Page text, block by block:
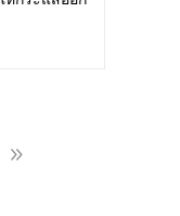
ที่อยากออก